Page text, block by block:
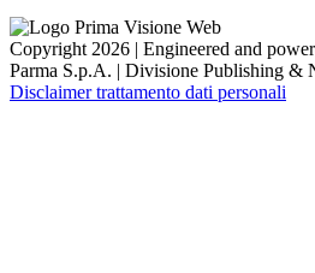
Copyright 2026 | Engineered and
Parma S.p.A. | Divisione Publishing &
Disclaimer trattamento dati personali